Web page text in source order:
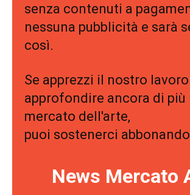
senza contenuti a
nessuna pubblicità e sarà
così.
Se apprezzi il nostro
approfondire ancora di più
mercato dell'arte,
puoi sostenerci
News Mercato